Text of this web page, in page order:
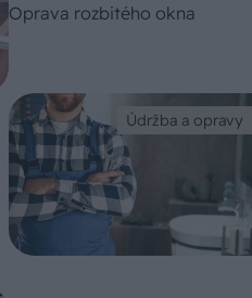
Oprava rozbitého okna
Údržba a opravy